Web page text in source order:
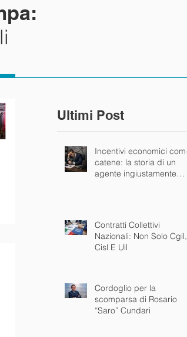
Ultimi Post
Incentivi economici come
catene: la storia di un
agente ingiustamente
Contratti Collettivi
Nazionali: Non Solo Cgil,
Cisl E Uil
Cordoglio per la
scomparsa di Rosario
“Saro” Cundari